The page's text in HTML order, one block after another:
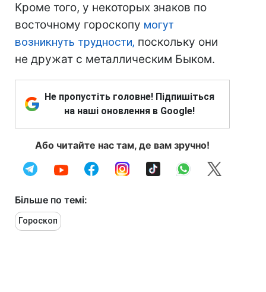
Кроме того, у некоторых знаков по
восточному гороскопу могут
возникнуть трудности, поскольку они
не дружат с металлическим Быком.
Не пропустіть головне! Підпишіться
на наші оновлення в Google!
Або читайте нас там, де вам зручно!
Більше по темі:
Гороскоп